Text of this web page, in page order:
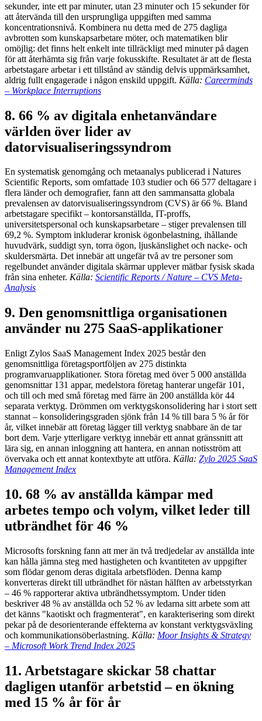
sekunder, inte ett par minuter, utan 23 minuter och 15 sekunder för
att återvända till den ursprungliga uppgiften med samma
koncentrationsnivå. Kombinera nu detta med de 275 dagliga
avbrotten som kunskapsarbetare möter, och matematiken blir
omöjlig: det finns helt enkelt inte tillräckligt med minuter på dagen
för att återhämta sig från varje fokusskifte. Resultatet är att de flesta
arbetstagare arbetar i ett tillstånd av ständig delvis uppmärksamhet,
aldrig fullt engagerade i någon enskild uppgift. Källa: Careerminds
– Workplace Interruptions
8. 66 % av digitala enhetanvändare
världen över lider av
datorvisualiseringssyndrom
En systematisk genomgång och metaanalys publicerad i Natures
Scientific Reports, som omfattade 103 studier och 66 577 deltagare i
flera länder och demografier, fann att den sammansatta globala
prevalensen av datorvisualiseringssyndrom (CVS) är 66 %. Bland
arbetstagare specifikt – kontorsanställda, IT-proffs,
universitetspersonal och kunskapsarbetare – stiger prevalensen till
69,2 %. Symptom inkluderar kronisk ögonbelastning, ihållande
huvudvärk, suddigt syn, torra ögon, ljuskänslighet och nacke- och
skuldersmärta. Det innebär att ungefär två av tre personer som
regelbundet använder digitala skärmar upplever mätbar fysisk skada
från sina enheter. Källa: Scientific Reports / Nature – CVS Meta-
Analysis
9. Den genomsnittliga organisationen
använder nu 275 SaaS-applikationer
Enligt Zylos SaaS Management Index 2025 består den
genomsnittliga företagsportföljen av 275 distinkta
programvaruapplikationer. Stora företag med över 5 000 anställda
genomsnittar 131 appar, medelstora företag hanterar ungefär 101,
och till och med små företag med färre än 200 anställda kör 44
separata verktyg. Drömmen om verktygskonsolidering har i stort sett
stannat – konsolideringsgraden sjönk från 14 % till bara 5 % år för
år, vilket innebär att företag lägger till verktyg snabbare än de tar
bort dem. Varje ytterligare verktyg innebär ett annat gränssnitt att
lära sig, en annan inloggning att hantera, en annan notisström att
övervaka och ett annat kontextbyte att utföra. Källa: Zylo 2025 SaaS
Management Index
10. 68 % av anställda kämpar med
arbetes tempo och volym, vilket leder till
utbrändhet för 46 %
Microsofts forskning fann att mer än två tredjedelar av anställda inte
kan hålla jämna steg med hastigheten och kvantiteten av uppgifter
som flödar genom deras digitala arbetsflöden. Denna kamp
konverteras direkt till utbrändhet för nästan hälften av arbetsstyrkan
– 46 % rapporterar aktiva utbrändhetssymptom. Under tiden
beskriver 48 % av anställda och 52 % av ledarna sitt arbete som att
det känns "kaotiskt och fragmenterat", en karakterisering som direkt
pekar på de desorienterande effekterna av konstant verktygsväxling
och kommunikationsöberlastning. Källa: Moor Insights & Strategy
– Microsoft Work Trend Index 2025
11. Arbetstagare skickar 58 chattar
dagligen utanför arbetstid – en ökning
med 15 % år för år